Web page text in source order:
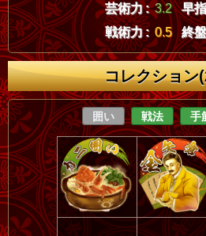
芸術力 : 3.2 早
戦術力 : 0.5 終
コレクション
囲い 戦法 手